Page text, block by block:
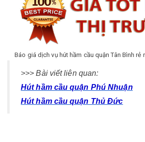
Báo giá dịch vụ hút hầm cầu quận Tân Bình rẻ
>>> Bài viết liên quan:
Hút hầm cầu quận Phú Nhuận
Hút hầm cầu quận Thủ Đức